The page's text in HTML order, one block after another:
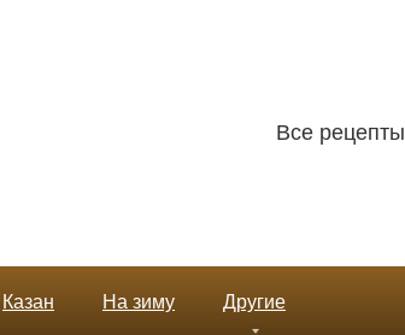
Все рецепты
Казан На зиму Другие